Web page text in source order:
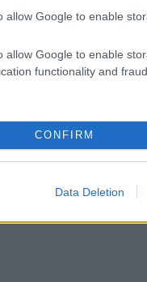
allow Google to enable
allow Google to enable
functionality and
CONFIRM
Data Deletion